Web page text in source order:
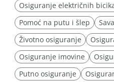
Osiguranje električnih
Pomoć na putu i šlep
Životno osiguranje
Osiguranje imovine
Putno osiguranje